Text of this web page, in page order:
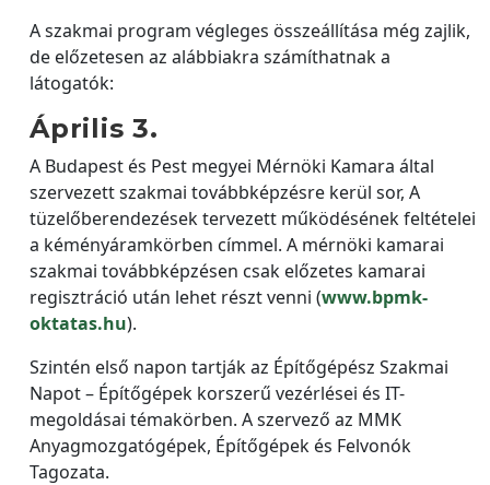
A szakmai program végleges összeállítása még zajlik,
de előzetesen az alábbiakra számíthatnak a
látogatók:
Április 3.
A Budapest és Pest megyei Mérnöki Kamara által
szervezett szakmai továbbképzésre kerül sor, A
tüzelőberendezések tervezett működésének feltételei
a kéményáramkörben címmel. A mérnöki kamarai
szakmai továbbképzésen csak előzetes kamarai
regisztráció után lehet részt venni (www.bpmk-
oktatas.hu).
Szintén első napon tartják az Építőgépész Szakmai
Napot – Építőgépek korszerű vezérlései és IT-
megoldásai témakörben. A szervező az MMK
Anyagmozgatógépek, Építőgépek és Felvonók
Tagozata.